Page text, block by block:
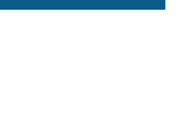
Nederlands
Passer à la boutique
Français
Passer à la